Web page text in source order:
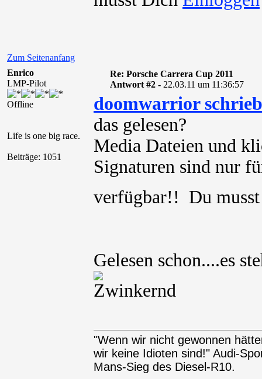
Zum Seitenanfang
Enrico
LMP-Pilot
Offline
Life is one big race.
Beiträge: 1051
Re: Porsche Carrera Cup 2011
Antwort #2 - 22.03.11 um 11:36:57
doomwarrior schrieb
das gelesen?
Media Dateien und
Signaturen sind nur
verfügbar!! Du
Gelesen schon....es
"Wenn wir nicht gewonnen
wir keine Idioten sind!" Audi-
Mans-Sieg des Diesel-R10.